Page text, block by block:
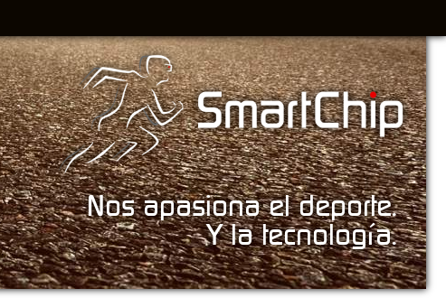
Nos apasiona el deporte.
Y la tecnología.